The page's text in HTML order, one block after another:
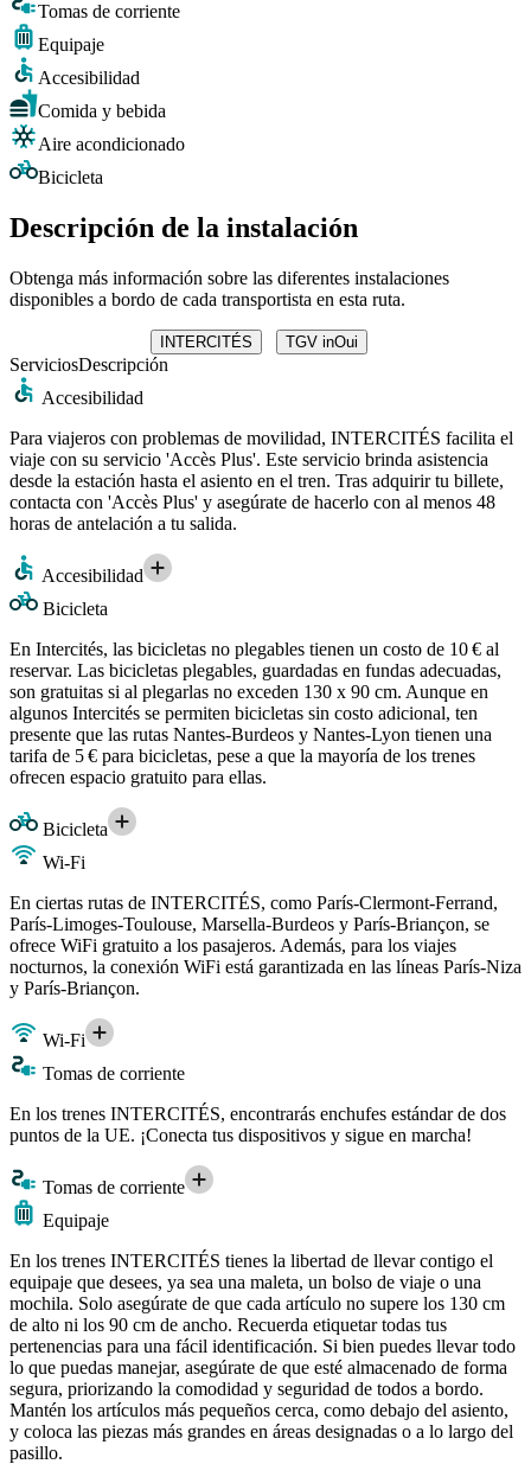
Tomas de corriente
Equipaje
Accesibilidad
Comida y bebida
Aire acondicionado
Bicicleta
Descripción de la instalación
Obtenga más información sobre las diferentes instalaciones
disponibles a bordo de cada transportista en esta ruta.
INTERCITÉS TGV inOui
ServiciosDescripción
Accesibilidad
Para viajeros con problemas de movilidad, INTERCITÉS facilita el
viaje con su servicio 'Accès Plus'. Este servicio brinda asistencia
desde la estación hasta el asiento en el tren. Tras adquirir tu billete,
contacta con 'Accès Plus' y asegúrate de hacerlo con al menos 48
horas de antelación a tu salida.
Accesibilidad
Bicicleta
En Intercités, las bicicletas no plegables tienen un costo de 10 € al
reservar. Las bicicletas plegables, guardadas en fundas adecuadas,
son gratuitas si al plegarlas no exceden 130 x 90 cm. Aunque en
algunos Intercités se permiten bicicletas sin costo adicional, ten
presente que las rutas Nantes-Burdeos y Nantes-Lyon tienen una
tarifa de 5 € para bicicletas, pese a que la mayoría de los trenes
ofrecen espacio gratuito para ellas.
Bicicleta
Wi-Fi
En ciertas rutas de INTERCITÉS, como París-Clermont-Ferrand,
París-Limoges-Toulouse, Marsella-Burdeos y París-Briançon, se
ofrece WiFi gratuito a los pasajeros. Además, para los viajes
nocturnos, la conexión WiFi está garantizada en las líneas París-Niza
y París-Briançon.
Wi-Fi
Tomas de corriente
En los trenes INTERCITÉS, encontrarás enchufes estándar de dos
puntos de la UE. ¡Conecta tus dispositivos y sigue en marcha!
Tomas de corriente
Equipaje
En los trenes INTERCITÉS tienes la libertad de llevar contigo el
equipaje que desees, ya sea una maleta, un bolso de viaje o una
mochila. Solo asegúrate de que cada artículo no supere los 130 cm
de alto ni los 90 cm de ancho. Recuerda etiquetar todas tus
pertenencias para una fácil identificación. Si bien puedes llevar todo
lo que puedas manejar, asegúrate de que esté almacenado de forma
segura, priorizando la comodidad y seguridad de todos a bordo.
Mantén los artículos más pequeños cerca, como debajo del asiento,
y coloca las piezas más grandes en áreas designadas o a lo largo del
pasillo.